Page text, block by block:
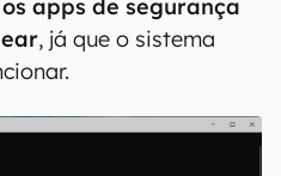
apps de segurança
, já que o sistema